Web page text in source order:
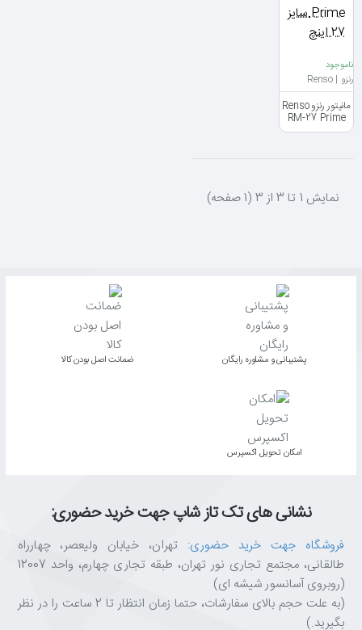
ناموجود
رنزو | Renso
مانیتور رنزو Renso
RM-27 Prime
سایز 27 اینچ
نمايش 1 تا 3 از 3 (1 صفحه)
پشتیبانی و مشاوره رایگان ﺿﻤﺎﻧﺖ اﺻﻞ ﺑﻮدن ﮐﺎﻟﺎ
اﻣﮑﺎن ﺗﺤﻮﯾﻞ اﮐﺴﭙﺮس
نشانی های تک تاز شاپ جهت خرید حضوری:
فروشگاه جهت خرید حضوری: تهران، خیابان ولیعصر، چهارراه
طالقانی، مجتمع تجاری نور تهران، طبقه تجاری چهارم، واحد 12007
(روبروی آسانسور شیشه ای)
(به علت حجم بالای سفارشات، حتما زمان انتظار تا 2 ساعت را در نظر
بگیرید.)